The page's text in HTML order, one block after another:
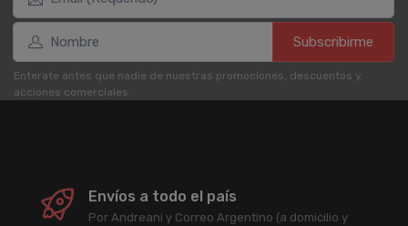
Subscribirme
Enterate antes que nadie de nuestras promociones, descuentos y
acciones comerciales.
Envíos a todo el país
Por Andreani y Correo Argentino (a domicilio y